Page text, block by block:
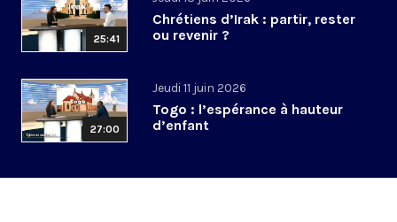
25:41
Chrétiens d’Irak : partir, rester
ou revenir ?
27:00
Jeudi 11 juin 2026
Togo : l’espérance à hauteur
d’enfant